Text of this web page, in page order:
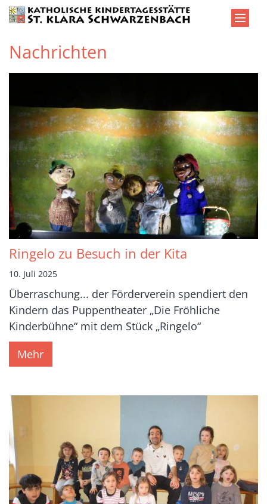
Zum Inhalt springen
Nachrichten
Ringelo zu Besuch in der Kita
10. Juli 2025
Überraschung... der Förderverein spendiert den
Kindern das Puppentheater „Die Fröhliche
Kinderbühne“ mit dem Stück „Ringelo“
Mehr